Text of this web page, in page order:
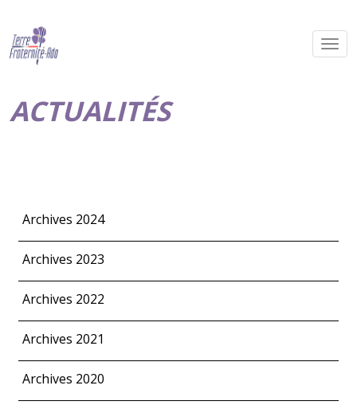
ACTUALITÉS
Archives 2024
Archives 2023
Archives 2022
Archives 2021
Archives 2020